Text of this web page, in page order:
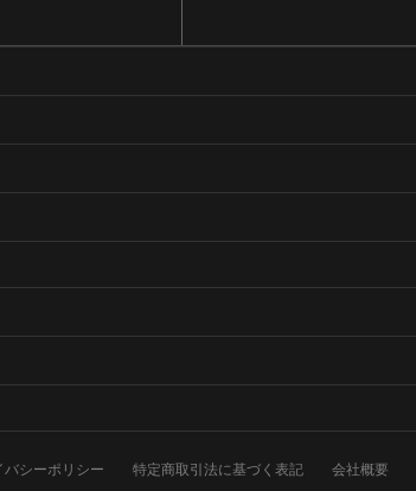
バシーポリシー 特定商取引法に基づく表記 会社概要